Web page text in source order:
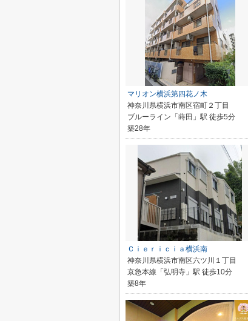
マリオン横浜第四花ノ木
神奈川県横浜市南区宿町２丁目
ブルーライン「蒔田」駅 徒歩5分
築28年
Ｃｉｅｒｉｃｉａ横浜南
神奈川県横浜市南区六ツ川１丁目
京急本線「弘明寺」駅 徒歩10分
築8年